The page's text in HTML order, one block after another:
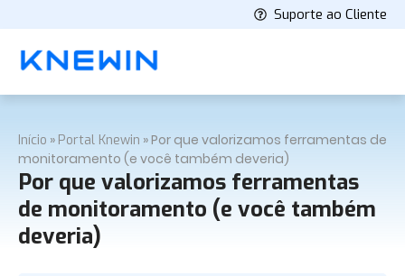
Suporte ao Cliente
Início » Portal Knewin »Por que valorizamos ferramentas de
monitoramento (e você também deveria)
Por que valorizamos ferramentas
de monitoramento (e você também
deveria)